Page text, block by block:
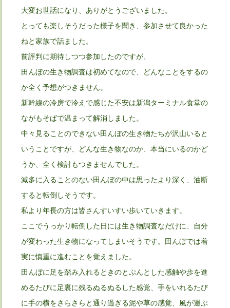
大変お世話になり、ありがとうございました。
とっても楽しそうだった様子を聞き、参加させて良かった
ねと家族で話ました。
前評判に期待しつつ参加したのですが、
田んぼの生き物調査は初めてなので、どんなことをするの
か全く予想がつきません。
新幹線の冷房で冷えで感じた不安は新潟ターミナル食堂の
ながもそばで温まって解消しました。
中々見ることのできない田んぼの生き物たちが沢山いると
いうことですが、どんな生き物なのか、本当にいるのかど
うか、全く検討もつきませんでした。
滅多に入ることのない田んぼの中は思ったより深く、油断
すると転倒しそうです。
私より年長の方は皆さんすいすい歩いていきます。
ここでうっかり転倒した日には生き物調査なだけに、自分
が変わった生き物になってしまいそうです。田んぼでは着
実に慎重に進むことを覚えました。
田んぼに足を踏み入れるときのとぷんとした感触や歩を進
めるたびに足裏に残るぬるぬるした感覚、手をいれるたび
に手の横をさらさらと通り過ぎる泥や草の感覚、風が運ぶ